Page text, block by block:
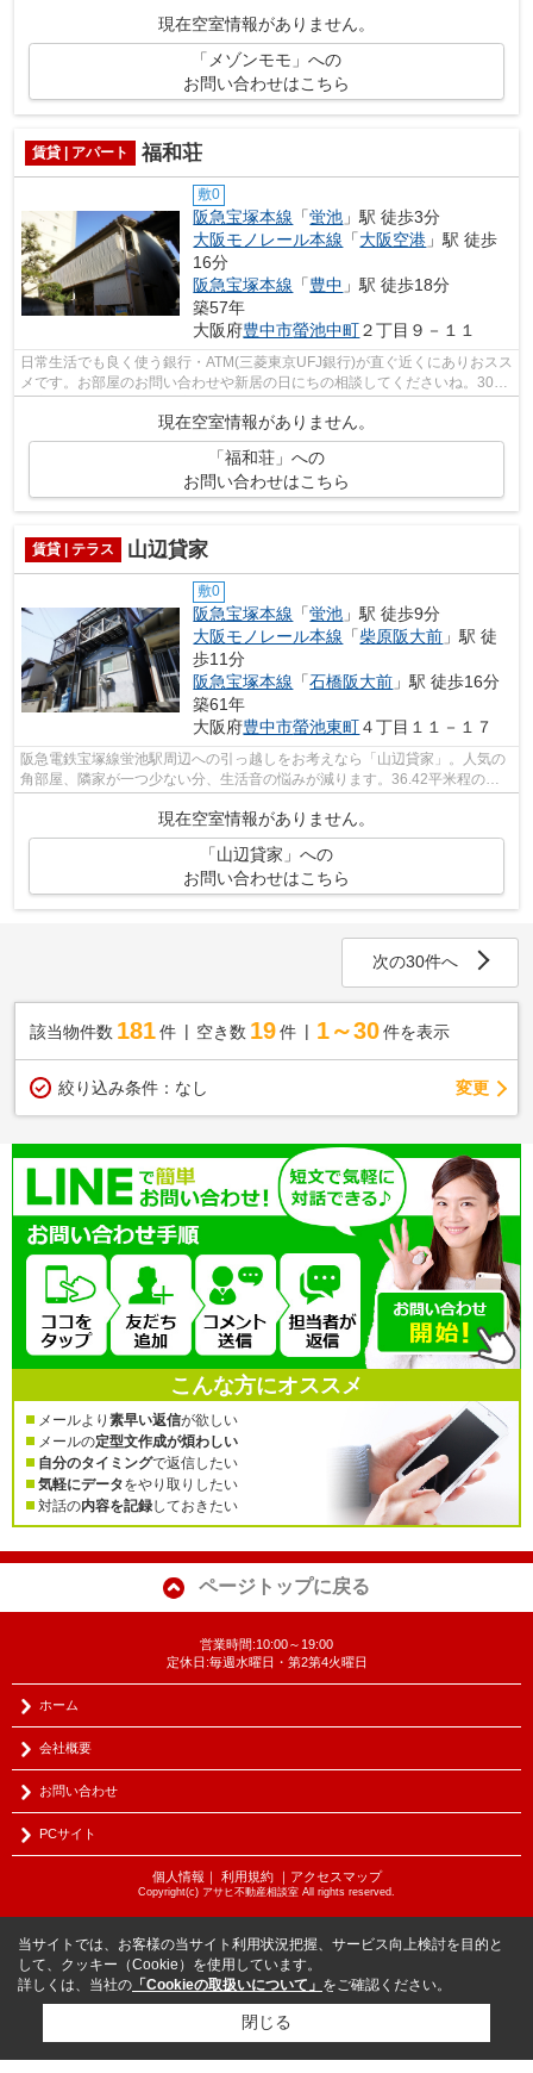
現在空室情報がありません。
「メゾンモモ」への
お問い合わせはこちら
賃貸 | アパート 福和荘
敷0
阪急宝塚本線 「蛍池 」駅 徒歩3分
大阪モノレール本線 「大阪空港 」駅 徒歩
16分
阪急宝塚本線 「豊中 」駅 徒歩18分
築57年
大阪府豊中市螢池中町２丁目９－１１
日常生活でも良く使う銀行・ATM(三菱東京UFJ銀行)が直ぐ近くにありおスス
メです。お部屋のお問い合わせや新居の日にちの相談してくださいね。30㎡
の広さがあり、とても快適。木造建築...
現在空室情報がありません。
「福和荘」への
お問い合わせはこちら
賃貸 | テラス 山辺貸家
敷0
阪急宝塚本線 「蛍池 」駅 徒歩9分
大阪モノレール本線 「柴原阪大前 」駅 徒
歩11分
阪急宝塚本線 「石橋阪大前 」駅 徒歩16分
築61年
大阪府豊中市螢池東町４丁目１１－１７
阪急電鉄宝塚線蛍池駅周辺への引っ越しをお考えなら「山辺貸家」。人気の
角部屋、隣家が一つ少ない分、生活音の悩みが減ります。36.42平米程の専
現在空室情報がありません。
「山辺貸家」への
お問い合わせはこちら
次の30件へ
該当物件数 181件 空き数 19 件 1～30 件を表示
絞り込み条件： なし 変更
こんな方にオススメ
メールより 素早い返信が欲しい
メールの定型文作成が煩わしい
自分のタイミングで返信したい
気軽にデータをやり取りしたい
対話の内容を記録しておきたい
ページトップに戻る
営業時間:10:00～19:00
定休日:毎週水曜日・第2第4火曜日
ホーム
会社概要
お問い合わせ
PCサイト
個人情報 ｜ 利用規約｜ アクセスマップ
Copyright(c) アサヒ不動産相談室 All rights reserved.
当サイトでは、お客様の当サイト利用状況把握、サービス向上検討を目的と
して、クッキー（Cookie）を使用しています。
詳しくは、当社の 「Cookieの取扱いについて」 をご確認ください。
閉じる